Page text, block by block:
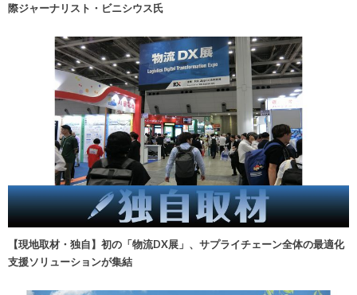
際ジャーナリスト・ビニシウス氏
【現地取材・独自】初の「物流DX展」、サプライチェーン全体の最適化
支援ソリューションが集結